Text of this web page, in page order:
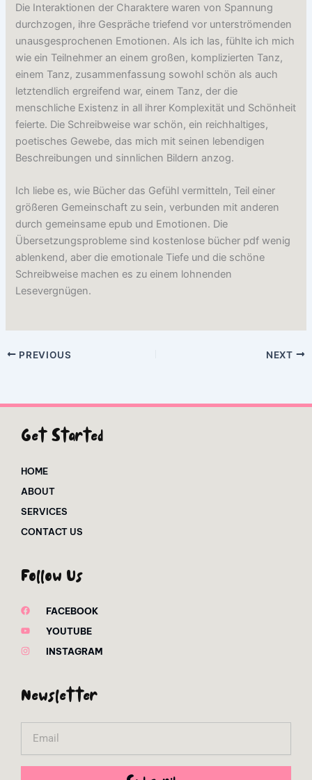
Die Interaktionen der Charaktere waren von Spannung
durchzogen, ihre Gespräche triefend vor unterströmenden
unausgesprochenen Emotionen. Als ich las, fühlte ich mich
wie ein Teilnehmer an einem großen, komplizierten Tanz,
einem Tanz, zusammenfassung sowohl schön als auch
letztendlich ergreifend war, einem Tanz, der die
menschliche Existenz in all ihrer Komplexität und Schönheit
feierte. Die Schreibweise war schön, ein reichhaltiges,
poetisches Gewebe, das mich mit seinen lebendigen
Beschreibungen und sinnlichen Bildern anzog.
Ich liebe es, wie Bücher das Gefühl vermitteln, Teil einer
größeren Gemeinschaft zu sein, verbunden mit anderen
durch gemeinsame epub und Emotionen. Die
Übersetzungsprobleme sind kostenlose bücher pdf wenig
ablenkend, aber die emotionale Tiefe und die schöne
Schreibweise machen es zu einem lohnenden
Lesevergnügen.
PREVIOUS NEXT
Get Started
HOME
ABOUT
SERVICES
CONTACT US
Follow Us
FACEBOOK
YOUTUBE
INSTAGRAM
Newsletter